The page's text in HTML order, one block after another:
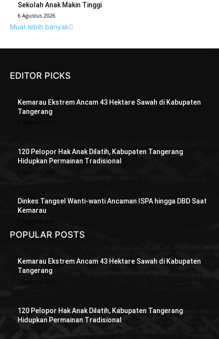
Sekolah Anak Makin Tinggi
6 Agustus 2026
Muat lebih banyak
EDITOR PICKS
Kemarau Ekstrem Ancam 43 Hektare Sawah di Kabupaten
Tangerang
120 Pelopor Hak Anak Dilatih, Kabupaten Tangerang
Hidupkan Permainan Tradisional
Dinkes Tangsel Wanti-wanti Ancaman ISPA hingga DBD Saat
Kemarau
POPULAR POSTS
Kemarau Ekstrem Ancam 43 Hektare Sawah di Kabupaten
Tangerang
120 Pelopor Hak Anak Dilatih, Kabupaten Tangerang
Hidupkan Permainan Tradisional
7 Agustus 2026